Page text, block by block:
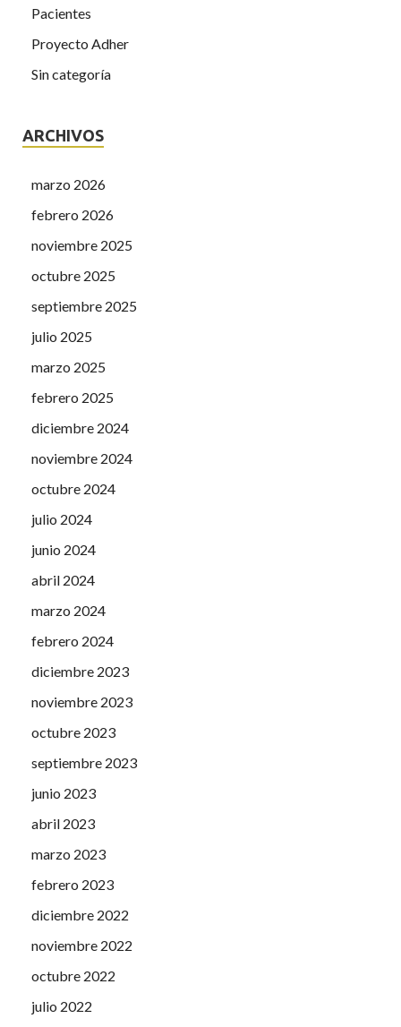
Pacientes
Proyecto Adher
Sin categoría
ARCHIVOS
marzo 2026
febrero 2026
noviembre 2025
octubre 2025
septiembre 2025
julio 2025
marzo 2025
febrero 2025
diciembre 2024
noviembre 2024
octubre 2024
julio 2024
junio 2024
abril 2024
marzo 2024
febrero 2024
diciembre 2023
noviembre 2023
octubre 2023
septiembre 2023
junio 2023
abril 2023
marzo 2023
febrero 2023
diciembre 2022
noviembre 2022
octubre 2022
julio 2022